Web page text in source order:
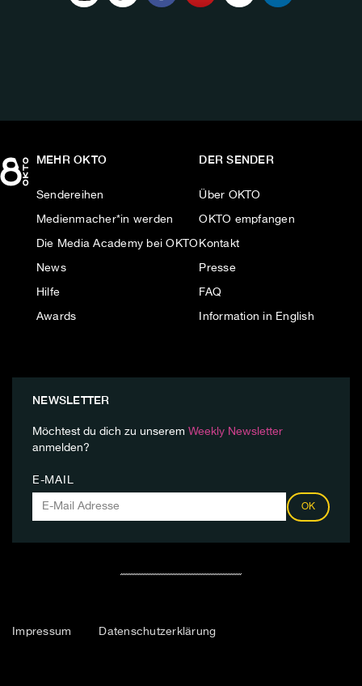
MEHR OKTO
Sendereihen
Medienmacher*in werden
Die Media Academy bei OKTO
News
Hilfe
Awards
DER SENDER
Über OKTO
OKTO empfangen
Kontakt
Presse
FAQ
Information in English
NEWSLETTER
Möchtest du dich zu unserem Weekly Newsletter
anmelden?
E-MAIL
OK
Impressum Datenschutzerklärung